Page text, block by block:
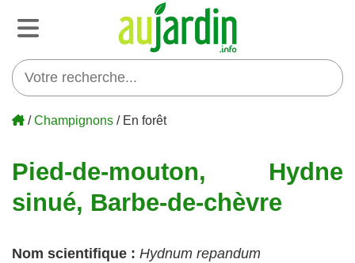
/Champignons / En forêt
Pied-de-mouton, Hydne
sinué, Barbe-de-chèvre
Nom scientifique : Hydnum repandum